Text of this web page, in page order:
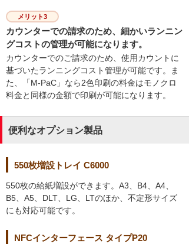
メリット3
カウンターでの請求のため、細かいランニン
グコストの管理が可能になります。
カウンターでのご請求のため、使用カウントに
基づいたランニングコスト管理が可能です。ま
た、「M-PaC」なら2色印刷の料金はモノクロ
料金と同様の金額で印刷が可能になります。
便利なオプション製品
550枚増設トレイ C6000
550枚の給紙増設ができます。A3、B4、A4、
B5、A5、DLT、LG、LTのほか、不定形サイズ
にも対応可能です。
NFCインターフェース タイプP20